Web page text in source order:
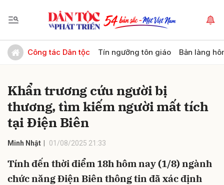
Công tác Dân tộc Tín ngưỡng tôn giáo Bản làng
Khẩn trương cứu người bị
thương, tìm kiếm người mất tích
tại Điện Biên
Minh Nhật 01/08/2025 21:33
Tính đến thời điểm 18h hôm nay (1/8) ngành
chức năng Điện Biên thông tin đã xác định
Gửi bình luận